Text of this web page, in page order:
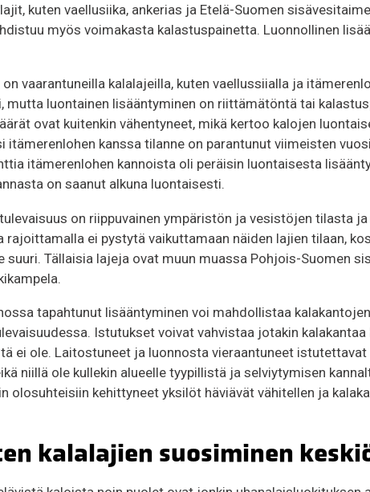
kuten vaellusiika, ankerias ja Etelä-Suomen
myös voimakasta kalastuspainetta. Luonnollinen
vaarantuneilla kalalajeilla, kuten vaellussiialla ja
mutta luontainen lisääntyminen on riittämätöntä tai
ovat kuitenkin vähentyneet, mikä kertoo kalojen
itämerenlohen kanssa tilanne on parantunut viimeisten
itämerenlohen kannoista oli peräisin luontaisesta
on saanut alkuna luontaisesti.
on riippuvainen ympäristön ja vesistöjen tilasta
rajoittamalla ei pystytä vaikuttamaan näiden lajien tilaan,
suuri. Tällaisia lajeja ovat muun muassa Pohjois-Suomen
tapahtunut lisääntyminen voi mahdollistaa
Istutukset voivat vahvistaa jotakin
ei ole. Laitostuneet ja luonnosta vieraantuneet
niillä ole kullekin alueelle tyypillistä ja selviytymisen
olosuhteisiin kehittyneet yksilöt häviävät vähitellen ja
kalalajien suosiminen